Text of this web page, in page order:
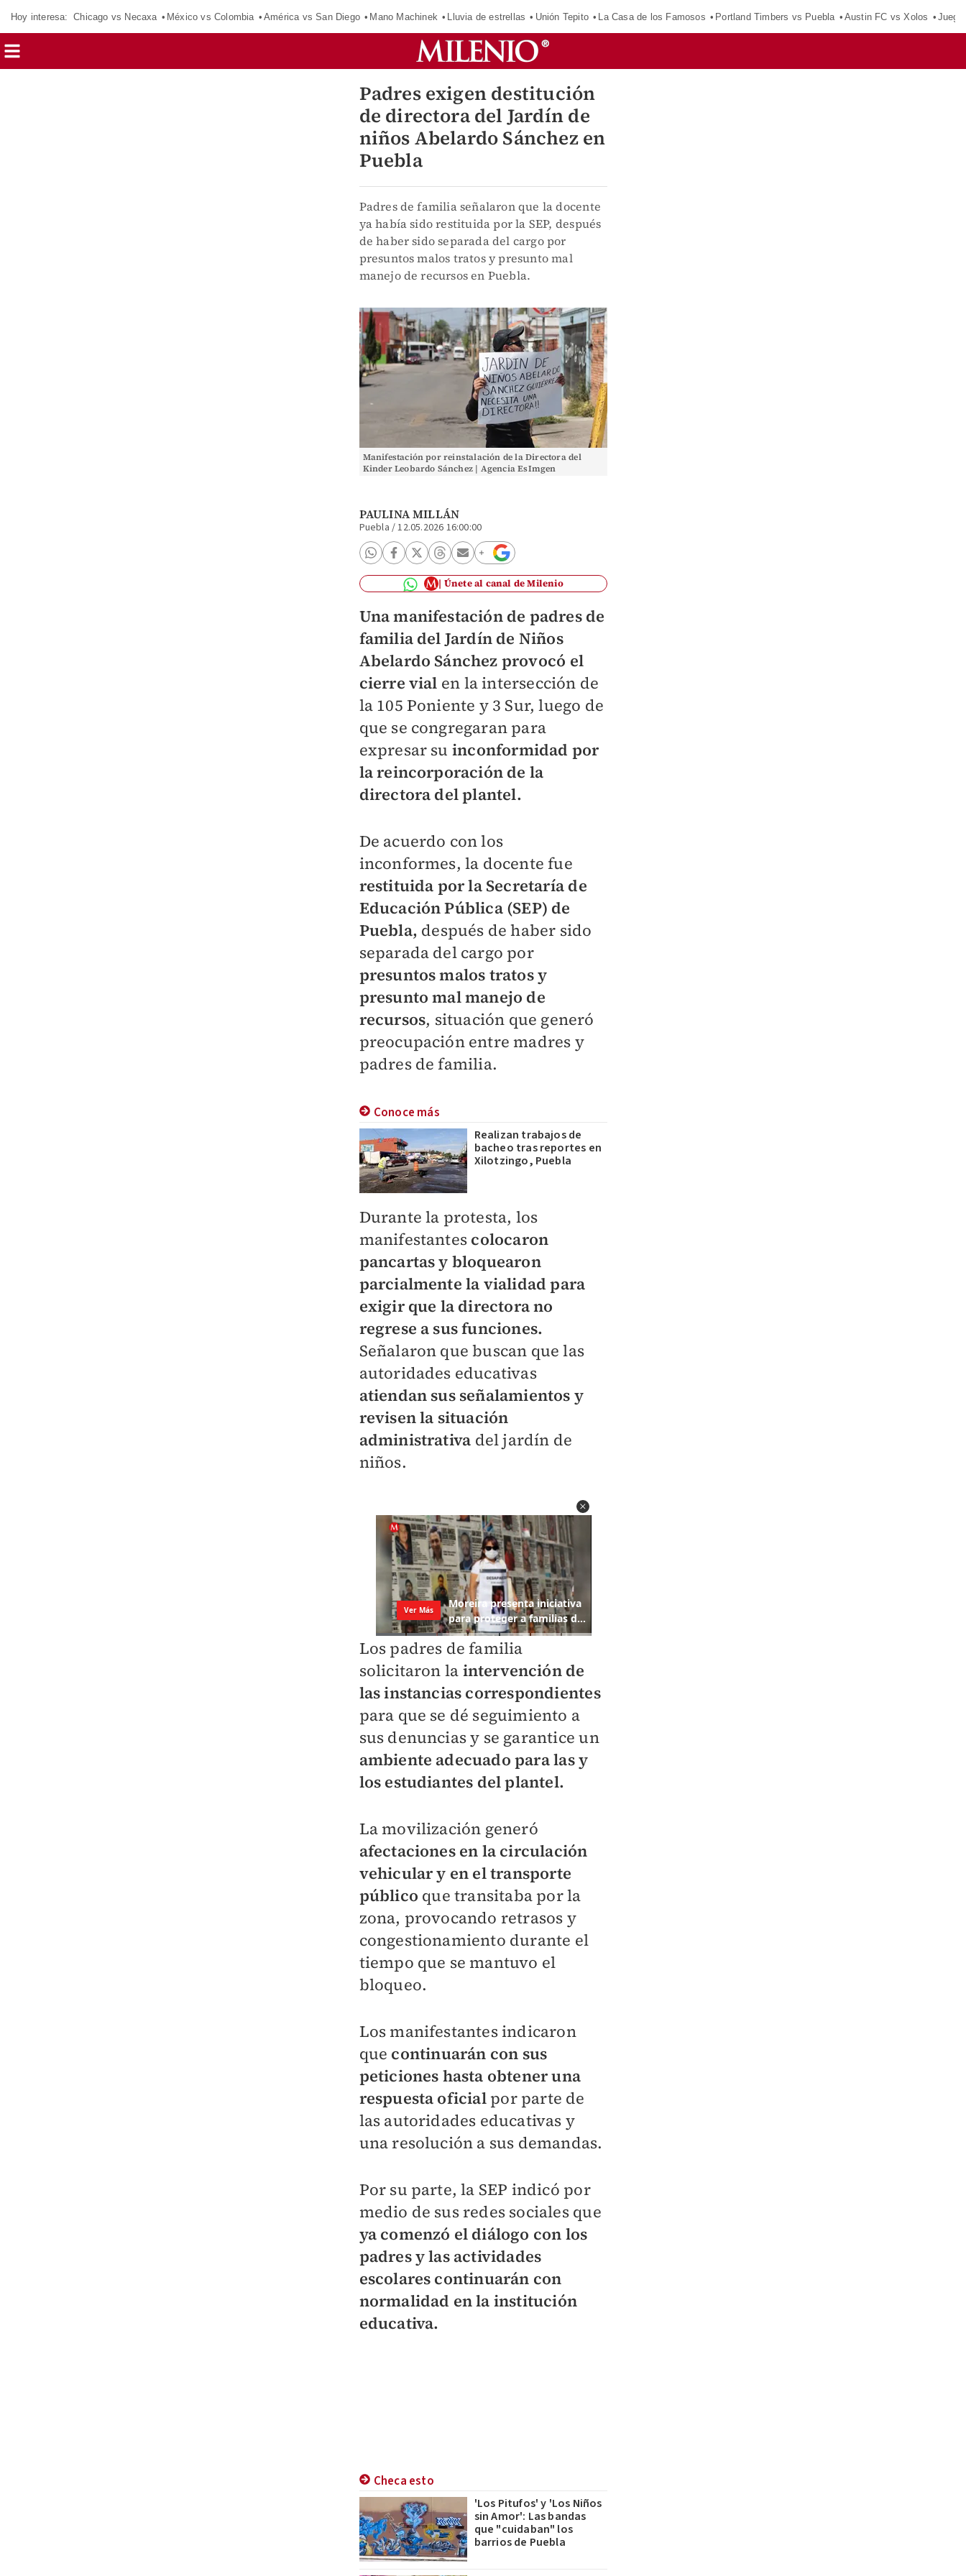
Hoy interesa: Chicago vs Necaxa México vs Colombia América vs San Diego Mano Machinek Lluvia de estrellas Unión Tepito La Casa de los Famosos Portland Timbers vs Puebla Austin FC vs Xolos
Padres exigen destitución
de directora del Jardín de
niños Abelardo Sánchez en
Puebla
Padres de familia señalaron que la docente
ya había sido restituida por la SEP, después
de haber sido separada del cargo por
presuntos malos tratos y presunto mal
manejo de recursos en Puebla.
Manifestación por reinstalación de la Directora del
Kinder Leobardo Sánchez | Agencia EsImgen
PAULINA MILLÁN
Puebla /12.05.2026 16:00:00
Únete al canal de Milenio
Una manifestación de padres de
familia del Jardín de Niños
Abelardo Sánchez provocó el
cierre vial en la intersección de
la 105 Poniente y 3 Sur, luego de
que se congregaran para
expresar su inconformidad por
la reincorporación de la
directora del plantel.
De acuerdo con los
inconformes, la docente fue
restituida por la Secretaría de
Educación Pública (SEP) de
Puebla, después de haber sido
separada del cargo por
presuntos malos tratos y
presunto mal manejo de
recursos, situación que generó
preocupación entre madres y
padres de familia.
Conoce más
Realizan trabajos de
bacheo tras reportes en
Xilotzingo, Puebla
Durante la protesta, los
manifestantes colocaron
pancartas y bloquearon
parcialmente la vialidad para
exigir que la directora no
regrese a sus funciones.
Señalaron que buscan que las
autoridades educativas
atiendan sus señalamientos y
revisen la situación
administrativa del jardín de
niños.
Los padres de familia
solicitaron la intervención de
las instancias correspondientes
para que se dé seguimiento a
sus denuncias y se garantice un
ambiente adecuado para las y
los estudiantes del plantel.
La movilización generó
afectaciones en la circulación
vehicular y en el transporte
público que transitaba por la
zona, provocando retrasos y
congestionamiento durante el
tiempo que se mantuvo el
bloqueo.
Los manifestantes indicaron
que continuarán con sus
peticiones hasta obtener una
respuesta oficial por parte de
las autoridades educativas y
una resolución a sus demandas.
Por su parte, la SEP indicó por
medio de sus redes sociales que
ya comenzó el diálogo con los
padres y las actividades
escolares continuarán con
normalidad en la institución
educativa.
Checa esto
'Los Pitufos' y 'Los Niños
sin Amor': Las bandas
que "cuidaban" los
barrios de Puebla